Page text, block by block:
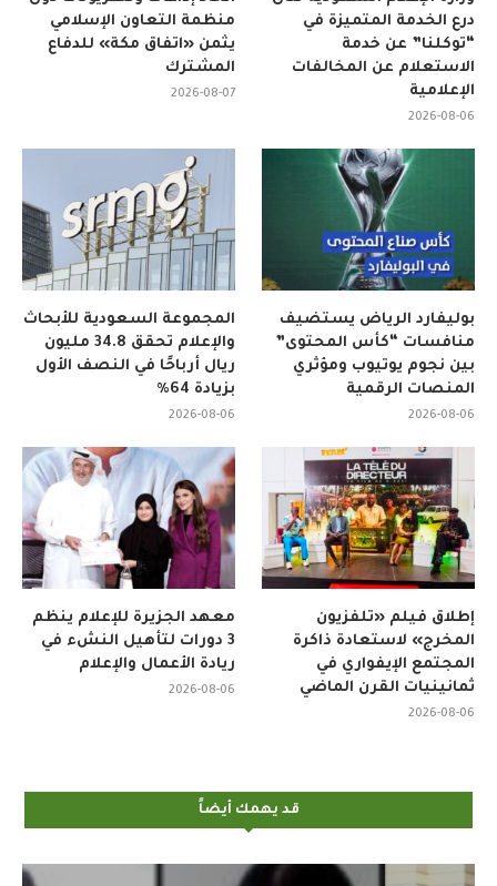
منظمة التعاون الإسلامي
يثمن «اتفاق مكة» للدفاع
المشترك
2026-08-07
درع الخدمة المتميزة في
“توكلنا” عن خدمة
الاستعلام عن المخالفات
الإعلامية
2026-08-06
المجموعة السعودية للأبحاث
والإعلام تحقق 34.8 مليون
ريال أرباحًا في النصف الأول
بزيادة 64%
2026-08-06
بوليفارد الرياض يستضيف
منافسات “كأس المحتوى”
بين نجوم يوتيوب ومؤثري
المنصات الرقمية
2026-08-06
معهد الجزيرة للإعلام ينظم
3 دورات لتأهيل النشء في
ريادة الأعمال والإعلام
2026-08-06
إطلاق فيلم «تلفزيون
المخرج» لاستعادة ذاكرة
المجتمع الإيفواري في
ثمانينيات القرن الماضي
2026-08-06
قد يهمك أيضاً